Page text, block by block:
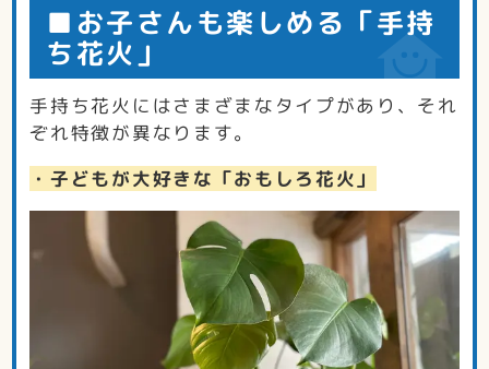
■お子さんも楽しめる「手持
ち花火」
手持ち花火にはさまざまなタイプがあり、それ
ぞれ特徴が異なります。
・子どもが大好きな「おもしろ花火」